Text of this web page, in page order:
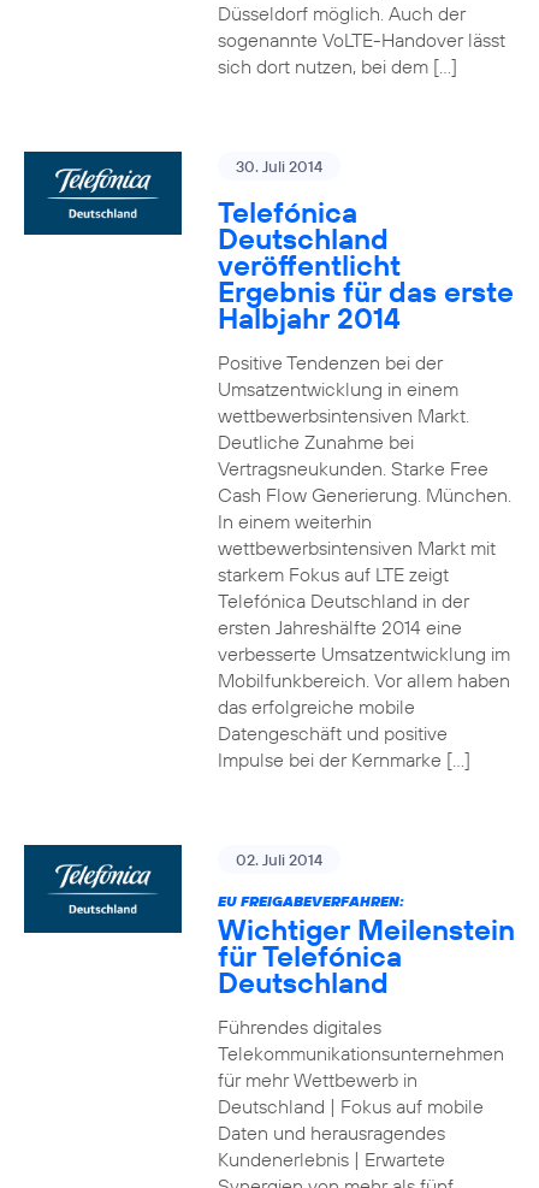
Düsseldorf möglich. Auch der
sogenannte VoLTE-Handover lässt
sich dort nutzen, bei dem […]
30. Juli 2014
Telefónica
Deutschland
veröffentlicht
Ergebnis für das erste
Halbjahr 2014
Positive Tendenzen bei der
Umsatzentwicklung in einem
wettbewerbsintensiven Markt.
Deutliche Zunahme bei
Vertragsneukunden. Starke Free
Cash Flow Generierung. München.
In einem weiterhin
wettbewerbsintensiven Markt mit
starkem Fokus auf LTE zeigt
Telefónica Deutschland in der
ersten Jahreshälfte 2014 eine
verbesserte Umsatzentwicklung im
Mobilfunkbereich. Vor allem haben
das erfolgreiche mobile
Datengeschäft und positive
Impulse bei der Kernmarke […]
02. Juli 2014
EU FREIGABEVERFAHREN:
Wichtiger Meilenstein
für Telefónica
Deutschland
Führendes digitales
Telekommunikationsunternehmen
für mehr Wettbewerb in
Deutschland | Fokus auf mobile
Daten und herausragendes
Kundenerlebnis | Erwartete